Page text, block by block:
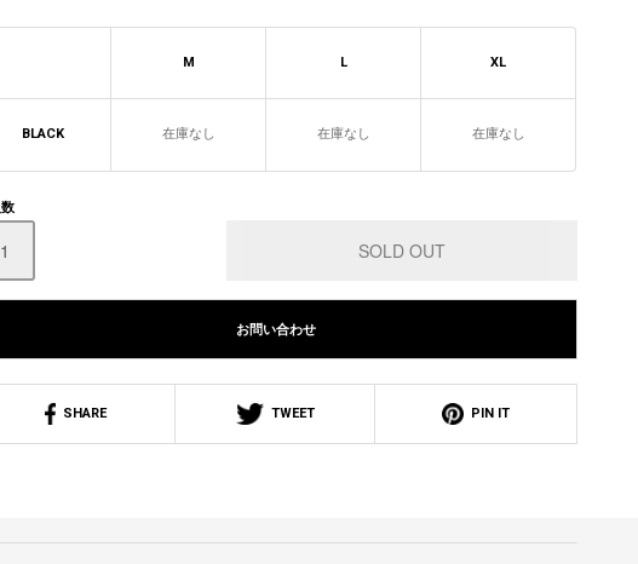
M L XL
BLACK 在庫なし 在庫なし 在庫なし
お問い合わせ
SHARE TWEET PIN IT